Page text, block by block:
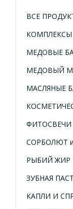
ВСЕ
КОМПЛЕКСЫ
МЕДОВЫЕ
МЕДОВЫЙ
МАСЛЯНЫЕ
ФИТОСВЕЧИ
СОРБОЛЮТ
РЫБИЙ ЖИР
ЗУБНАЯ
КАПЛИ И